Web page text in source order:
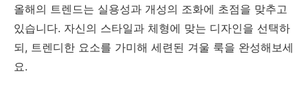
올해의 트렌드는 실용성과 개성의 조화에 초점을 맞추고
있습니다. 자신의 스타일과 체형에 맞는 디자인을 선택하
되, 트렌디한 요소를 가미해 세련된 겨울 룩을 완성해보세
요.